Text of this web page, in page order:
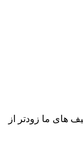
های ما زودتر از